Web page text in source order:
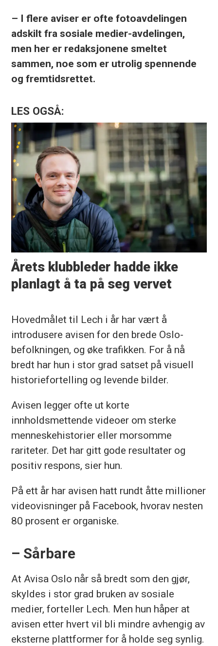
– I flere aviser er ofte fotoavdelingen
adskilt fra sosiale medier-avdelingen,
men her er redaksjonene smeltet
sammen, noe som er utrolig spennende
og fremtidsrettet.
LES OGSÅ:
Årets klubbleder hadde ikke
planlagt å ta på seg vervet
Hovedmålet til Lech i år har vært å
introdusere avisen for den brede Oslo-
befolkningen, og øke trafikken. For å nå
bredt har hun i stor grad satset på visuell
historiefortelling og levende bilder.
Avisen legger ofte ut korte
innholdsmettende videoer om sterke
menneskehistorier eller morsomme
rariteter. Det har gitt gode resultater og
positiv respons, sier hun.
På ett år har avisen hatt rundt åtte millioner
videovisninger på Facebook, hvorav nesten
80 prosent er organiske.
– Sårbare
At Avisa Oslo når så bredt som den gjør,
skyldes i stor grad bruken av sosiale
medier, forteller Lech. Men hun håper at
avisen etter hvert vil bli mindre avhengig av
eksterne plattformer for å holde seg synlig.